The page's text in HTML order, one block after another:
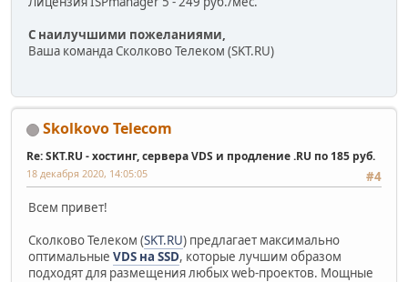
С наилучшими пожеланиями,
Ваша команда Сколково Телеком (SKT.RU)
Skolkovo Telecom
Re: SKT.RU - хостинг, сервера VDS и продление .RU по 185 руб.
#4
18 декабря 2020, 14:05:05
Всем привет!
Сколково Телеком (SKT.RU) предлагает максимально
оптимальные VDS на SSD, которые лучшим образом
подходят для размещения любых web-проектов. Мощные